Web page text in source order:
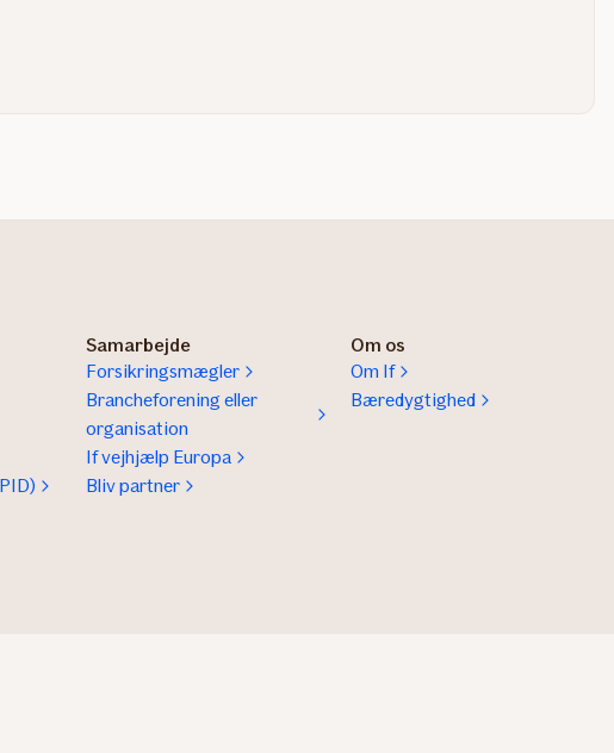
Samarbejde
Forsikringsmægler
Brancheforening eller
organisation
If vejhjælp Europa
Bliv partner
Om os
Om If
Bæredygtighed